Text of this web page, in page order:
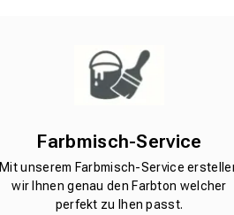
Farbmisch-Service
Mit unserem Farbmisch-Service
wir Ihnen genau den Farbton welcher
perfekt zu Ihen passt.